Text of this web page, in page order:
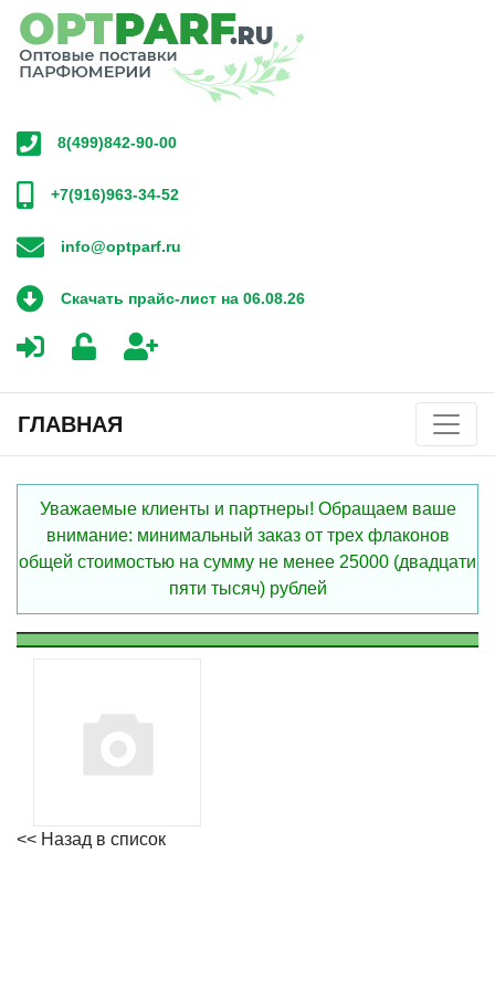
8(499)842-90-00
+7(916)963-34-52
info@optparf.ru
Скачать прайс-лист на 06.08.26
ГЛАВНАЯ
Уважаемые клиенты и партнеры! Обращаем ваше
внимание: минимальный заказ от трех флаконов
общей стоимостью на сумму не менее 25000 (двадцати
пяти тысяч) рублей
<< Назад в список